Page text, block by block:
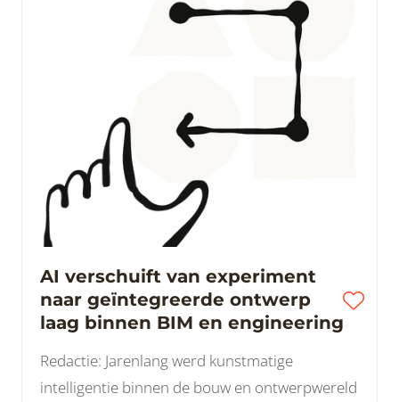
AI verschuift van experiment
naar geïntegreerde ontwerp
laag binnen BIM en engineering
Redactie: Jarenlang werd kunstmatige
intelligentie binnen de bouw en ontwerpwereld